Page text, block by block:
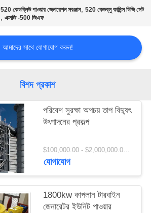
520 কেডব্লিউ পাওয়ার জেনারেশন সরঞ্জাম,520 কেডব্লু কামিন্স ডিজি সেট
,এক্সজি -500 জিএফ
আমাদের সাথে যোগাযোগ করুন!
বিশদ প্রকাশ
পরিবেশ সুরক্ষা অপচয় তাপ বিদ্যুৎ
উৎপাদনের প্রকল্প
$100,000.00 - $2,000,000.00 / Set MOQ:১ সেট/সেট
যোগাযোগ
1800kw কাপলান টারবাইন
জেনারেটর ইউনিট পাওয়ার